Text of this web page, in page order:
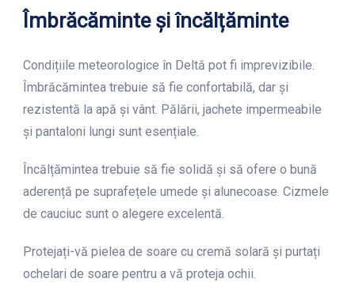
Îmbrăcăminte și încălțăminte
Condițiile meteorologice în Deltă pot fi imprevizibile.
Îmbrăcămintea trebuie să fie confortabilă, dar și
rezistentă la apă și vânt. Pălării, jachete impermeabile
și pantaloni lungi sunt esențiale.
Încălțămintea trebuie să fie solidă și să ofere o bună
aderență pe suprafețele umede și alunecoase. Cizmele
de cauciuc sunt o alegere excelentă.
Protejați-vă pielea de soare cu cremă solară și purtați
ochelari de soare pentru a vă proteja ochii.